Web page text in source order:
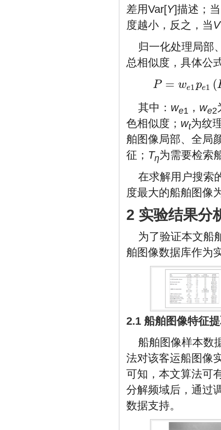
差用Var[Y]描述；当
度越小，反之，当 V
归一化处理局部
总相似度，具体公
P = we1pe1 (
P= e1p 1(Eη1 Ek1) w e
其中： we1 ， we2
色相似度； wt为纹
舶图像局部、全局
征； Tη为需要检索
在求解用户搜索
度最大的船舶图像
2 实验结果分
为了验证本文船
舶图像数据库作为
2.1 船舶图像特征
船舶图像样本数
法对该客运船图像
可知，本文算法可
分解频域后，通过
数据支持。